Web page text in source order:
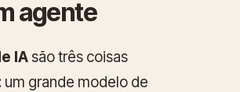
agente
IAsão três coisas
um grande modelo de